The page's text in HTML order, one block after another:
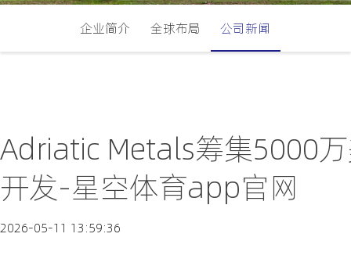
企业简介 全球布局 公司新闻
Adriatic Metals筹集5000
开发-星空体育app官网
2026-05-11 13:59:36